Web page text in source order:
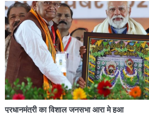
प्रधानमंत्री का विशाल जनसभा आरा मे हुआ